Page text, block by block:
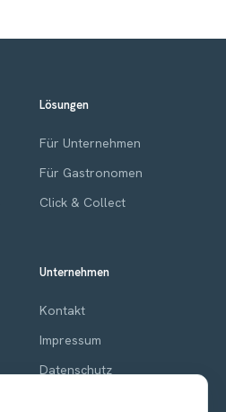
Lösungen
Für Unternehmen
Für Gastronomen
Click & Collect
Unternehmen
Kontakt
Impressum
Datenschutz